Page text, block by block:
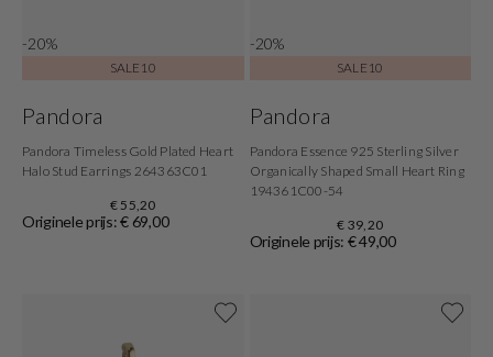
-20%
SALE10
Pandora
Pandora Timeless Gold Plated Heart
Halo Stud Earrings 264363C01
€ 55,20
Originele prijs: € 69,00
-20%
SALE10
Pandora
Pandora Essence 925 Sterling Silver
Organically Shaped Small Heart Ring
194361C00-54
€ 39,20
Originele prijs: € 49,00